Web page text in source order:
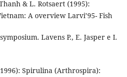
& L. Rotsaert (1995):
A overview Larvi’95- Fish
Lavens P., E. Jasper e I.
Spirulina (Arthrospira):